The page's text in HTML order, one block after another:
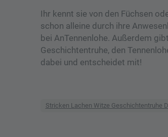
Ihr kennt sie von den Füchsen
schon alleine durch ihre
bei AnTennenlohe. Außerdem
Geschichtentruhe, den
dabei und entscheidet mit!
Stricken Lachen Witze Geschichtentruhe